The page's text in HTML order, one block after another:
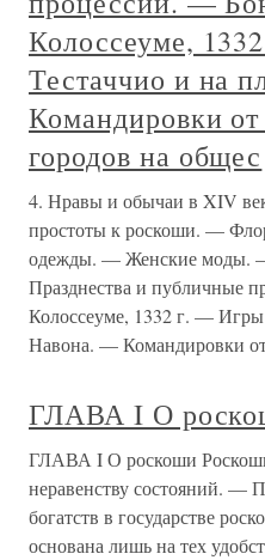
Колоссеуме,
Тестаччио и на
Командировки
городов на общес
4. Нравы и обычаи в XIV
простоты к роскоши. —
одежды. — Женские моды.
Празднества и публичные
Колоссеуме, 1332 г. —
Навона. — Командировки
ГЛАВА I О
ГЛАВА I О роскоши Роскошь
неравенству состояний. —
богатств в государстве
основана лишь на тех